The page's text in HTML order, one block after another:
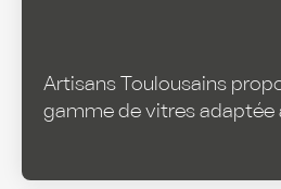
Artisans Toulousains
gamme de vitres adaptée